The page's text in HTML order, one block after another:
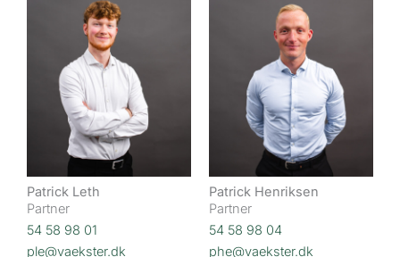
Patrick Leth
Partner
54 58 98 01
ple@vaekster.dk
Patrick Henriksen
Partner
54 58 98 04
phe@vaekster.dk